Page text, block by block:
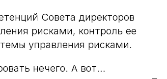
Совета директоров
рисками, контроль ее
управления рисками.
нечего. А вот…